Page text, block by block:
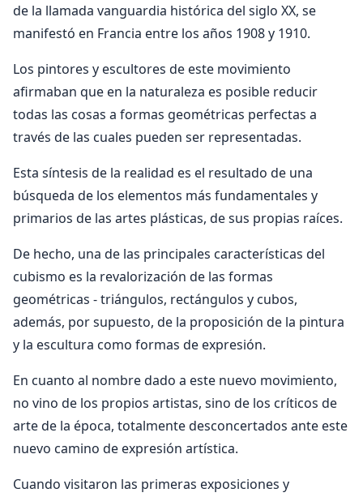
de la llamada vanguardia histórica del siglo XX, se
manifestó en Francia entre los años 1908 y 1910.
Los pintores y escultores de este movimiento
afirmaban que en la naturaleza es posible reducir
todas las cosas a formas geométricas perfectas a
través de las cuales pueden ser representadas.
Esta síntesis de la realidad es el resultado de una
búsqueda de los elementos más fundamentales y
primarios de las artes plásticas, de sus propias raíces.
De hecho, una de las principales características del
cubismo es la revalorización de las formas
geométricas - triángulos, rectángulos y cubos,
además, por supuesto, de la proposición de la pintura
y la escultura como formas de expresión.
En cuanto al nombre dado a este nuevo movimiento,
no vino de los propios artistas, sino de los críticos de
arte de la época, totalmente desconcertados ante este
nuevo camino de expresión artística.
Cuando visitaron las primeras exposiciones y